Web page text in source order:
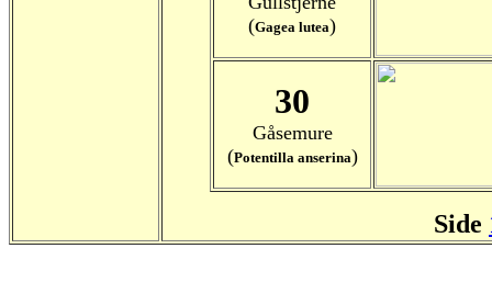
(Gagea lutea)
30
Gåsemure
(Potentilla anserina)
Side